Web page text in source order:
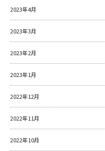
2023年4月
2023年3月
2023年2月
2023年1月
2022年12月
2022年11月
2022年10月